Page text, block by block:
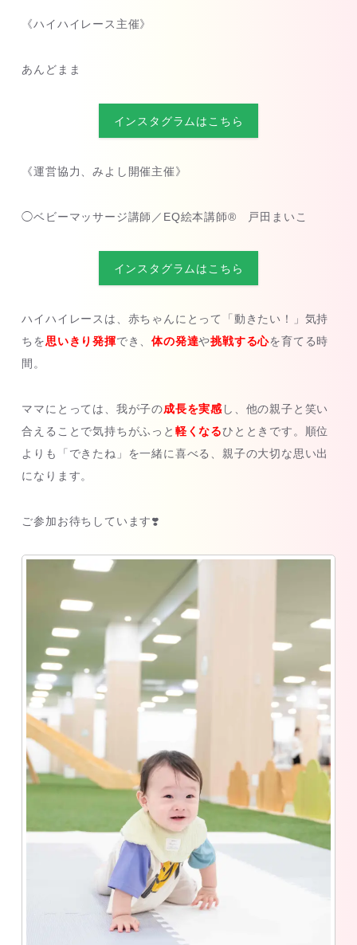
《ハイハイレース主催》
あんどまま
インスタグラムはこちら
《運営協力、みよし開催主催》
◯ベビーマッサージ講師／EQ絵本講師® 戸田まいこ
インスタグラムはこちら
ハイハイレースは、赤ちゃんにとって「動きたい！」気持
ちを思いきり発揮でき、体の発達や挑戦する心を育てる時
間。
ママにとっては、我が子の成長を実感 し、他の親子と笑い
合えることで気持ちがふっと 軽くなるひとときです。順位
よりも「できたね」を一緒に喜べる、親子の大切な思い出
になります。
ご参加お待ちしています❣️